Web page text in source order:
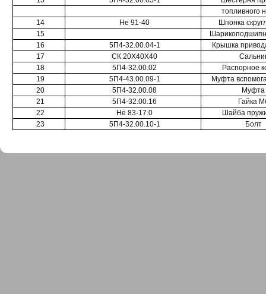
топливного
14
Не 91-40
Шпонка
15
16
5П4-32.00.04-1
Крышка
17
СК 20X40X40
18
5П4-32.00.02
Распорное
19
5П4-43.00.09-1
Муфта
20
5П4-32.00.08
Муфта
21
5П4-32.00.16
Гайка
22
Не 83-17.0
Шайба
23
5П4-32.00.10-1 Болт